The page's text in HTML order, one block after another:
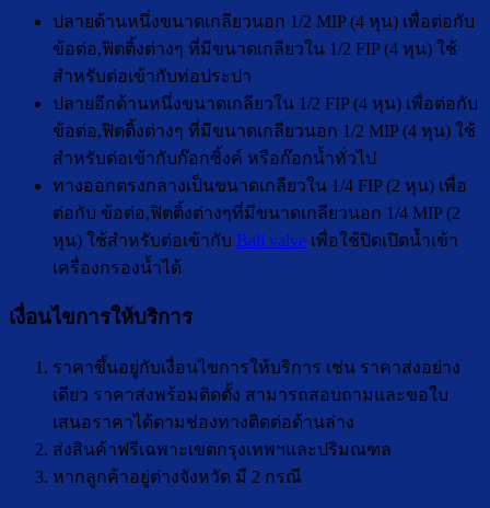
ปลายด้านหนึ่งขนาดเกลียวนอก 1/2 MIP (4 หุน) เพื่อต่อกับ
ข้อต่อ,ฟิตติ้งต่างๆ ที่มีขนาดเกลียวใน 1/2 FIP (4 หุน) ใช้
สำหรับต่อเข้ากับท่อประปา
ปลายอีกด้านหนึ่งขนาดเกลียวใน 1/2 FIP (4 หุน) เพื่อต่อกับ
ข้อต่อ,ฟิตติ้งต่างๆ ที่มีขนาดเกลียวนอก 1/2 MIP (4 หุน) ใช้
สำหรับต่อเข้ากับก๊อกซิ้งค์ หรือก๊อกน้ำทั่วไป
ทางออกตรงกลางเป็นขนาดเกลียวใน 1/4 FIP (2 หุน) เพื่อ
ต่อกับ ข้อต่อ,ฟิตติ้งต่างๆที่มีขนาดเกลียวนอก 1/4 MIP (2
หุน) ใช้สำหรับต่อเข้ากับ Ball valve เพื่อใช้ปิดเปิดน้ำเข้า
เครื่องกรองน้ำได้
เงื่อนไขการให้บริการ
ราคาขึ้นอยู่กับเงื่อนไขการให้บริการ เช่น ราคาส่งอย่าง
เดียว ราคาส่งพร้อมติดตั้ง สามารถสอบถามและขอใบ
เสนอราคาได้ตามช่องทางติดต่อด้านล่าง
ส่งสินค้าฟรีเฉพาะเขตกรุงเทพฯและปริมณฑล
หากลูกค้าอยู่ต่างจังหวัด มี 2 กรณี